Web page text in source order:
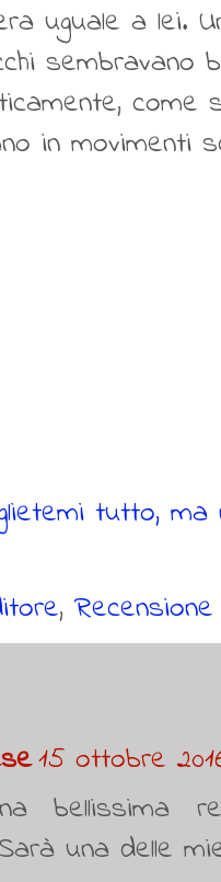
uguale a lei.
sembravano
come
in movimenti
tutto, ma
, Recensione
15 ottobre
bellissima
una delle